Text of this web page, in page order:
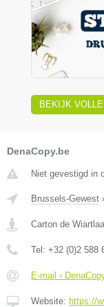
BEKIJK
DenaCopy.be
Niet gevestigd in
Brussels-Gewest
Carton de
Tel: +32 (0)2 588
E-mail ›
Website: https://